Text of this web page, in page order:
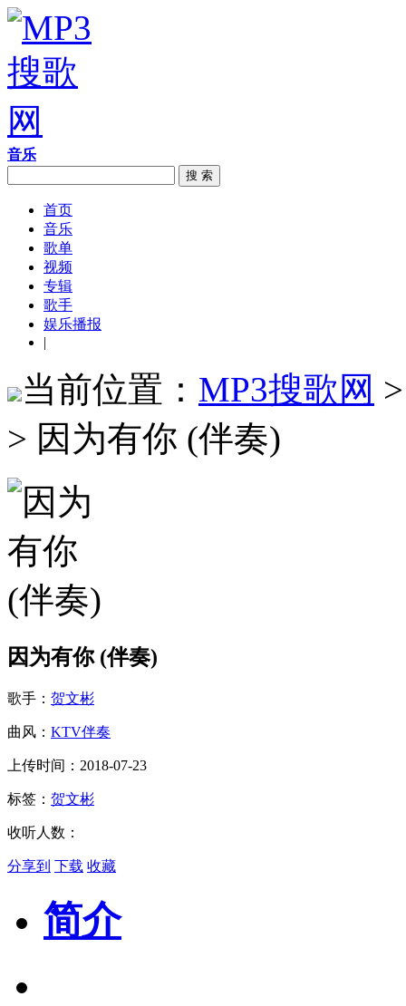
音乐
搜 索
首页
音乐
歌单
视频
专辑
歌手
娱乐播报
|
当前位置： MP3搜歌网
> 因为有你 (伴奏)
因为有你 (伴奏)
歌手： 贺文彬
曲风： KTV伴奏
上传时间：2018-07-23
标签： 贺文彬
收听人数：
分享到 下载 收藏
简介